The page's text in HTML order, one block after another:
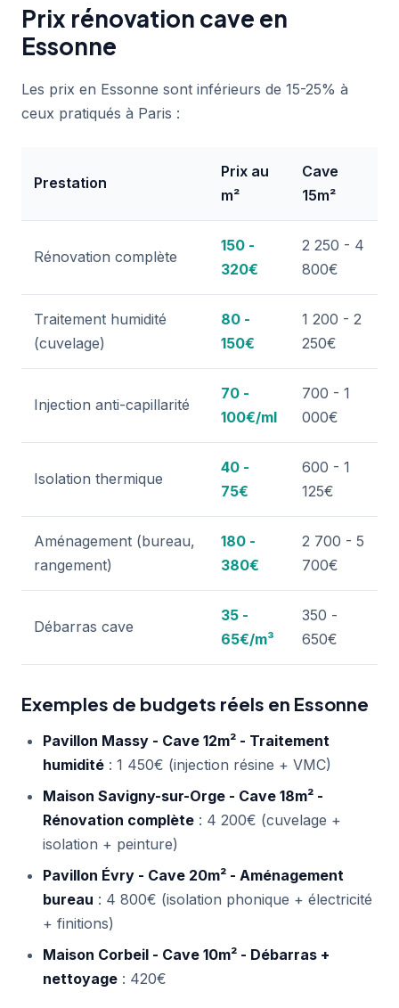
Prix rénovation cave en
Essonne
Les prix en Essonne sont inférieurs de 15-25% à
ceux pratiqués à Paris :
Prestation
Prix au
m²
Cave
15m²
Rénovation complète
150 -
320€
2 250 - 4
800€
Traitement humidité
(cuvelage)
80 -
150€
1 200 - 2
250€
Injection anti-capillarité
70 -
100€/ml
700 - 1
000€
Isolation thermique
40 -
75€
600 - 1
125€
Aménagement (bureau,
rangement)
180 -
380€
2 700 - 5
700€
Débarras cave
35 -
65€/m³
350 -
650€
Exemples de budgets réels en Essonne
Pavillon Massy - Cave 12m² - Traitement
humidité : 1 450€ (injection résine + VMC)
Maison Savigny-sur-Orge - Cave 18m² -
Rénovation complète : 4 200€ (cuvelage +
isolation + peinture)
Pavillon Évry - Cave 20m² - Aménagement
bureau : 4 800€ (isolation phonique + électricité
+ finitions)
Maison Corbeil - Cave 10m² - Débarras +
nettoyage : 420€